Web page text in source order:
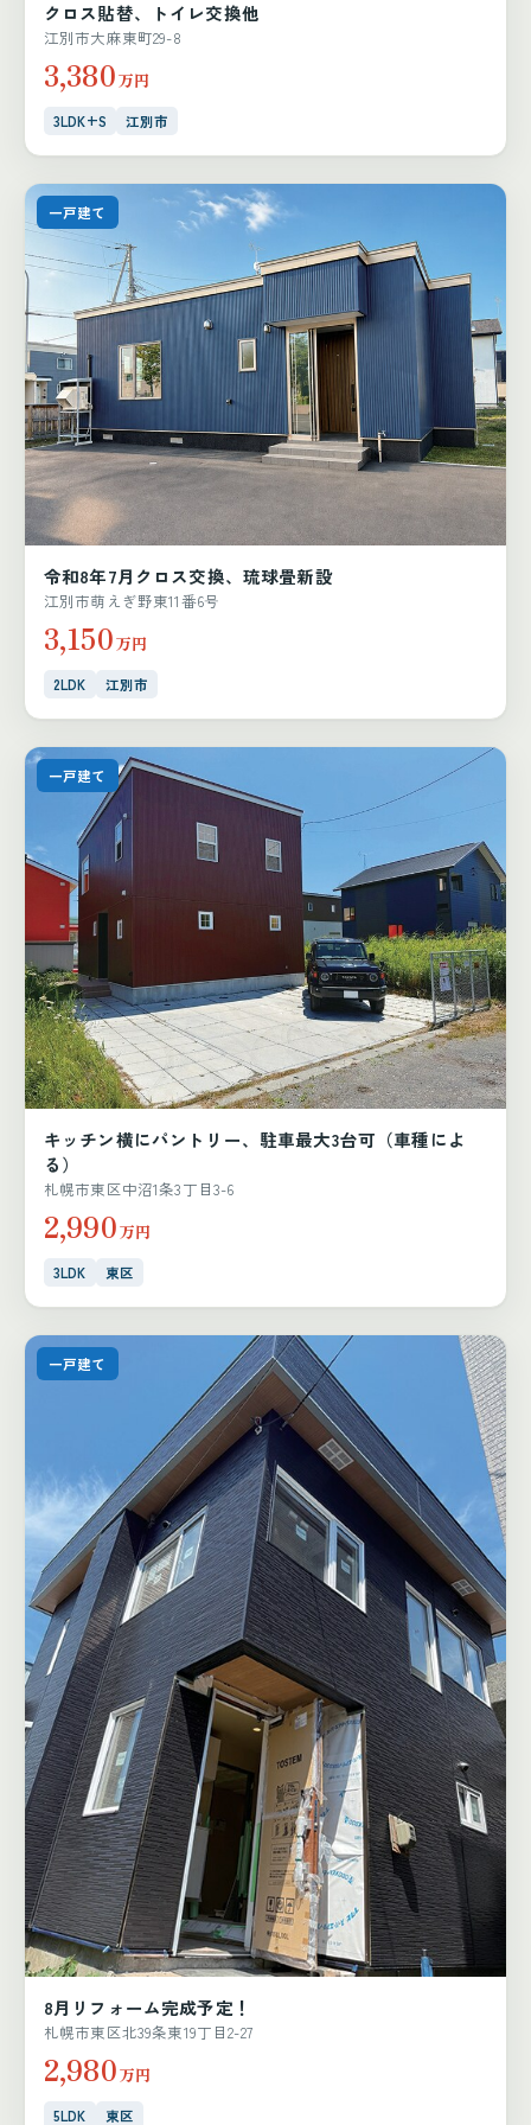
クロス貼替、トイレ交換他
江別市大麻東町29-8
3,380万円
3LDK+S 江別市
一戸建て
令和8年7月クロス交換、琉球畳新設
江別市萌えぎ野東11番6号
3,150万円
2LDK 江別市
一戸建て
キッチン横にパントリー、駐車最大3台可（車種によ
る）
札幌市東区中沼1条3丁目3-6
2,990万円
3LDK 東区
一戸建て
8月リフォーム完成予定！
札幌市東区北39条東19丁目2-27
2,980万円
5LDK 東区